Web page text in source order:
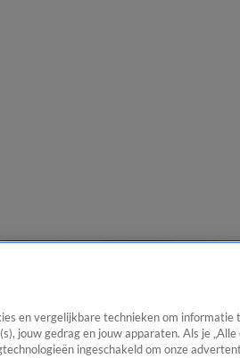
en vergelijkbare technieken om informatie
jouw gedrag en jouw apparaten. Als je „Alle
ingeschakeld om onze